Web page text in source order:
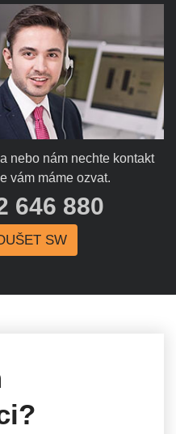
nebo nám nechte kontakt
vám máme ozvat.
646 8­80
SW